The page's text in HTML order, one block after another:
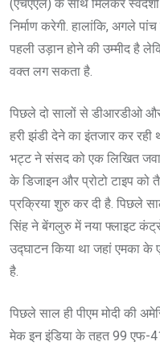
(एचएएल) के साथ मिलकर
निर्माण करेगी. हालांकि, अगले
पहली उड़ान होने की उम्मीद है
वक्त लग सकता है.
पिछले दो सालों से डीआरडीओ और
हरी झंडी देने का इंतजार कर रही
भट्ट ने संसद को एक लिखित
के डिजाइन और प्रोटो टाइप को
प्रक्रिया शुरु कर दी है. पिछले
सिंह ने बेंगलुरु में नया फ्लाइट
उद्घाटन किया था जहां एमका के
है.
पिछले साल ही पीएम मोदी की
मेक इन इंडिया के तहत 99 एफ-